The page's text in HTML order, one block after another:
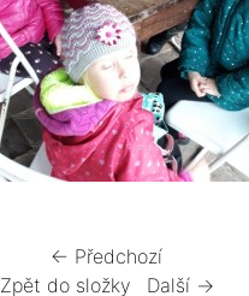
← Předchozí
Zpět do složky
Další →